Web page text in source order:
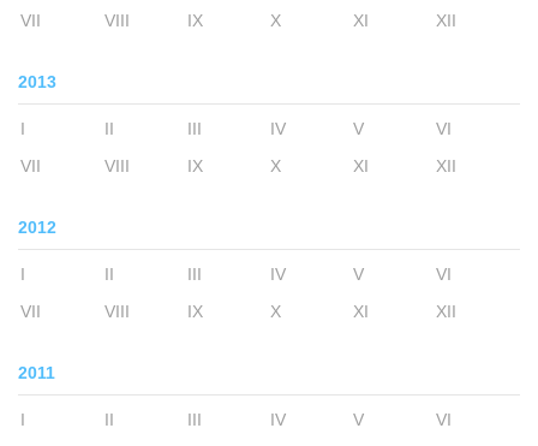
VII
VIII IX X XI XII
2013
I II III IV V
VI
VII
VIII IX X XI XII
2012
I II III IV V
VI
VII
VIII IX X XI XII
2011
I II III IV V
VI